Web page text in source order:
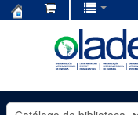
OLADE